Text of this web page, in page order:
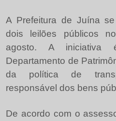
A Prefeitura de Juína
dois leilões públicos
agosto. A iniciativa
Departamento de
da política de
responsável dos bens
De acordo com o